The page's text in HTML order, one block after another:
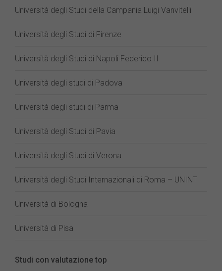
Università degli Studi della Campania Luigi Vanvitelli
Università degli Studi di Firenze
Università degli Studi di Napoli Federico II
Università degli studi di Padova
Università degli studi di Parma
Università degli Studi di Pavia
Università degli Studi di Verona
Università degli Studi Internazionali di Roma – UNINT
Università di Bologna
Università di Pisa
Studi con valutazione top